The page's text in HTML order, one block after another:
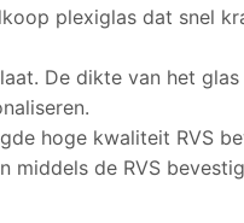
plexiglas dat snel
De dikte van het
hoge kwaliteit RVS
de RVS